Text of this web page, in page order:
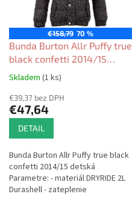
o
v
o
d
u
t
o
v
€158,79 70 %
Bunda Burton Allr Puffy true
black confetti 2014/15
detská
Priemerné
produktu
je
5,0
z
hviezdičiek.
Skladem (1 ks)
€39,37 bez DPH
€47,64
DETAIL
Bunda Burton Allr Puffy true black
confetti 2014/15 detská
Parametre: - materiál DRYRIDE 2L
Durashell - zateplenie